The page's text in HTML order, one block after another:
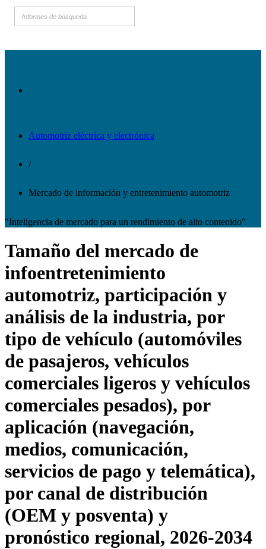
Automotriz eléctrica y electrónica
/
Mercado de información y entretenimiento automotriz
"Inteligencia de mercado para un rendimiento de alto contenido"
Tamaño del mercado de
infoentretenimiento
automotriz, participación y
análisis de la industria, por
tipo de vehículo (automóviles
de pasajeros, vehículos
comerciales ligeros y vehículos
comerciales pesados), por
aplicación (navegación,
medios, comunicación,
servicios de pago y telemática),
por canal de distribución
(OEM y posventa) y
pronóstico regional, 2026-2034